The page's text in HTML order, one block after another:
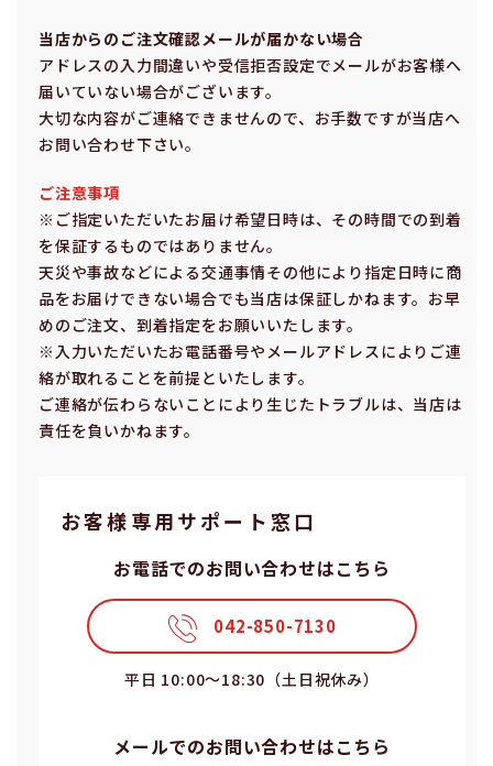
当店からのご注⽂確認メールが届かない場合
アドレスの⼊⼒間違いや受信拒否設定でメールがお客様へ
届いていない場合がございます。
⼤切な内容がご連絡できませんので、お⼿数ですが当店へ
お問い合わせ下さい。
ご注意事項
※ご指定いただいたお届け希望⽇時は、その時間での到着
を保証するものではありません。
天災や事故などによる交通事情その他により指定⽇時に商
品をお届けできない場合でも当店は保証しかねます。お早
めのご注⽂、到着指定をお願いいたします。
※⼊⼒いただいたお電話番号やメールアドレスによりご連
絡が取れることを前提といたします。
ご連絡が伝わらないことにより⽣じたトラブルは、当店は
責任を負いかねます。
お客様専⽤サポート窓⼝
お電話でのお問い合わせはこちら
042-850-7130
平⽇ 10:00〜18:30（⼟⽇祝休み）
メールでのお問い合わせはこちら